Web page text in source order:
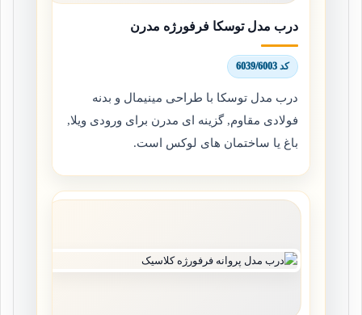
درب مدل توسکا فرفورژه مدرن
کد 6039/6003
درب مدل توسکا با طراحی مینیمال و بدنه
فولادی مقاوم, گزینه ای مدرن برای ورودی ویلا,
باغ یا ساختمان های لوکس است.